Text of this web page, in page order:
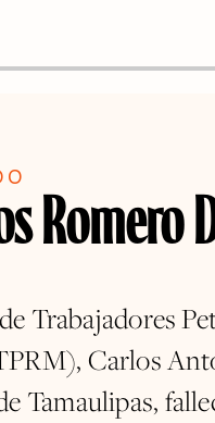
Romero
Trabajadores
Carlos
Tamaulipas,